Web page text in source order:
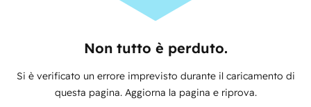
Non tutto è perduto.
Si è verificato un errore imprevisto durante il caricamento di
questa pagina. Aggiorna la pagina e riprova.